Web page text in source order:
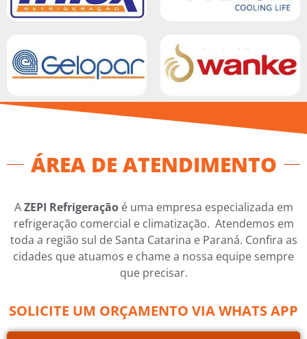
ÁREA DE ATENDIMENTO
AZEPI Refrigeraçãoé uma empresa especializada em
refrigeração comercial e climatização. Atendemos em
toda a região sul de Santa Catarina e Paraná. Confira as
cidades que atuamos e chame a nossa equipe sempre
que precisar.
SOLICITE UM ORÇAMENTO VIA WHATS APP